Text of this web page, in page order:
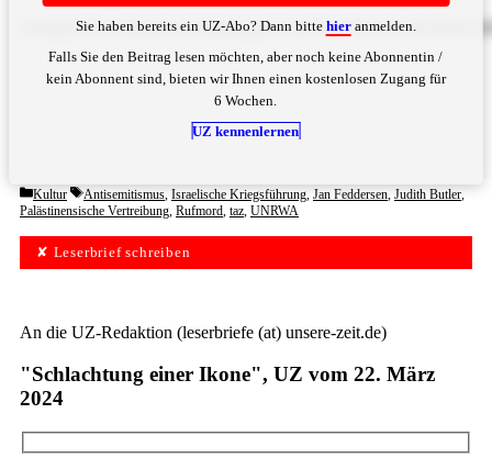
Sie haben bereits ein UZ-Abo? Dann bitte hieranmelden.
Falls Sie den Beitrag lesen möchten, aber noch keine Abonnentin /
kein Abonnent sind, bieten wir Ihnen einen kostenlosen Zugang für
6 Wochen.
UZ kennenlernen
Categories
Kultur Tags
Antisemitismus, Israelische Kriegsführung, Jan Feddersen, Judith Butler,
Palästinensische Vertreibung, Rufmord, taz, UNRWA
✘ Leserbrief schreiben
An die UZ-Redaktion (leserbriefe (at) unsere-zeit.de)
"Schlachtung einer Ikone", UZ vom 22. März
2024